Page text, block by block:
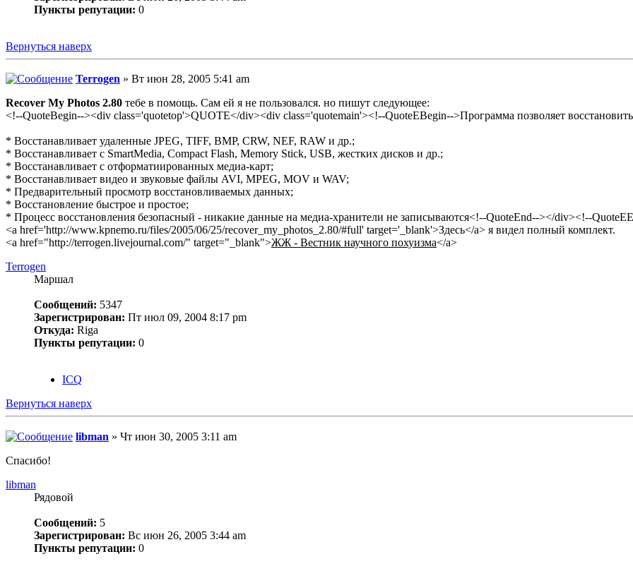
Пункты репутации: 0
Вернуться наверх
Terrogen » Вт июн 28, 2005 5:41 am
Recover My Photos 2.80 тебе в помощь. Сам ей я не пользовался. но пишут следующее:
<!--QuoteBegin--><div class='quotetop'>QUOTE</div><div class='quotemain'><!--QuoteEBegin-->Программа позволяет
* Восстанавливает удаленные JPEG, TIFF, BMP, CRW, NEF, RAW и др.;
* Восстанавливает с SmartMedia, Compact Flash, Memory Stick, USB, жестких дисков и др.;
* Восстанавливает с отформатиированных медиа-карт;
* Восстанавливает видео и звуковые файлы AVI, MPEG, MOV и WAV;
* Предварительный просмотр восстановливаемых данных;
* Восстановление быстрое и простое;
* Процесс восстановления безопасный - никакие данные на медиа-хранители не записываются<!--QuoteEnd--></div><!--
<a href='http://www.kpnemo.ru/files/2005/06/25/recover_my_photos_2.80/#full' target='_blank'>Здесь</a> я видел полный комплект.
<a href="http://terrogen.livejournal.com/" target="_blank">ЖЖ - Вестник научного похуизма</a>
Terrogen
Маршал
Сообщений: 5347
Зарегистрирован: Пт июл 09, 2004 8:17 pm
Откуда: Riga
Пункты репутации: 0
ICQ
Вернуться наверх
libman » Чт июн 30, 2005 3:11 am
Спасибо!
libman
Рядовой
Сообщений: 5
Зарегистрирован: Вс июн 26, 2005 3:44 am
Пункты репутации: 0